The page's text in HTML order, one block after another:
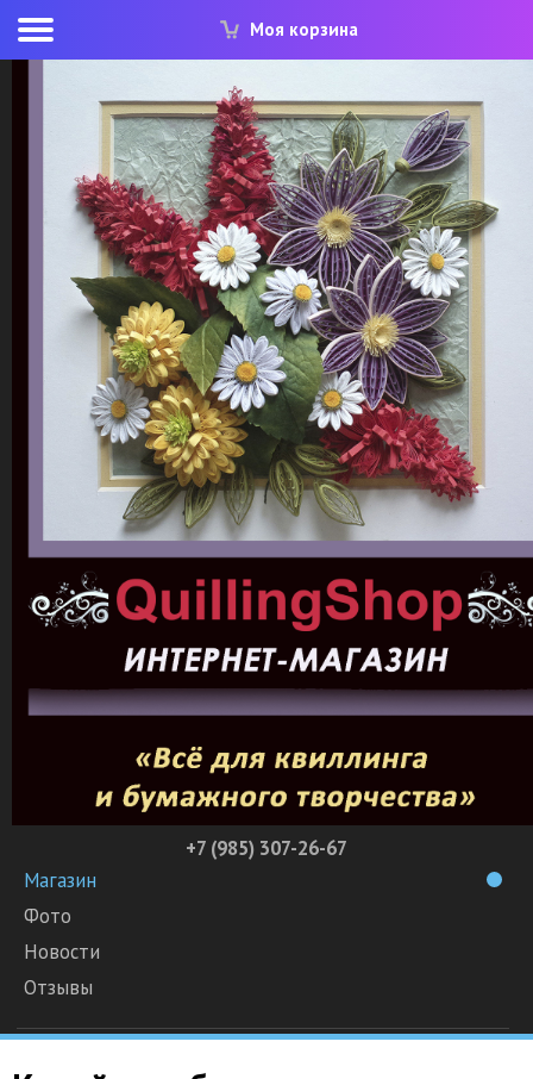
Моя корзина
+7 (985) 307-26-67
Магазин
Фото
Новости
Отзывы